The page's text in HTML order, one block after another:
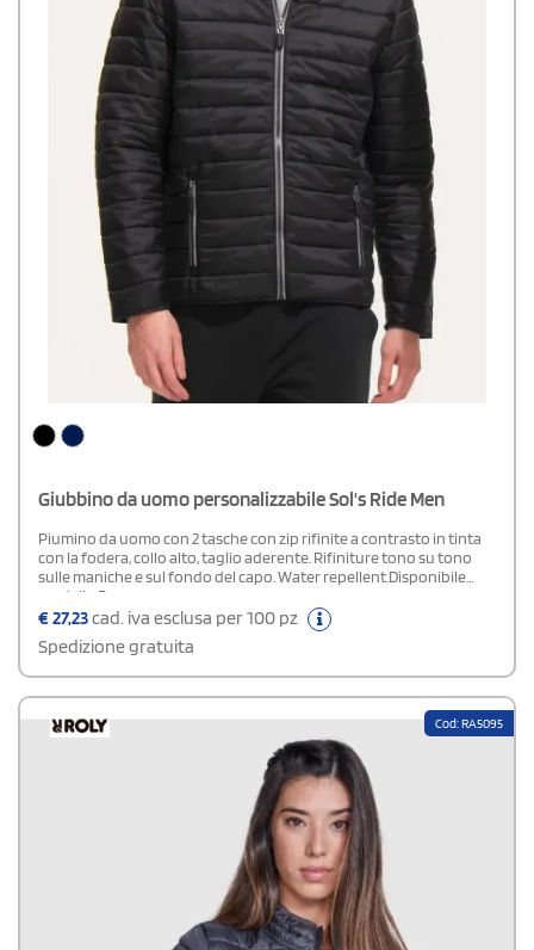
Giubbino da uomo personalizzabile Sol's Ride Men
Piumino da uomo con 2 tasche con zip rifinite a contrasto in tinta
con la fodera, collo alto, taglio aderente. Rifiniture tono su tono
sulle maniche e sul fondo del capo. Water repellent.Disponibile
modello Donna
€27,23cad. iva esclusa per 100 pz
Spedizione gratuita
Cod: RA5095